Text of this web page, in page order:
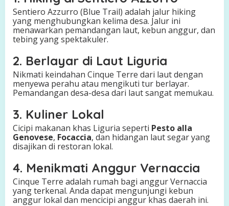
Sentiero Azzurro (Blue Trail) adalah jalur hiking
yang menghubungkan kelima desa. Jalur ini
menawarkan pemandangan laut, kebun anggur, dan
tebing yang spektakuler.
2. Berlayar di Laut Liguria
Nikmati keindahan Cinque Terre dari laut dengan
menyewa perahu atau mengikuti tur berlayar.
Pemandangan desa-desa dari laut sangat memukau.
3. Kuliner Lokal
Cicipi makanan khas Liguria seperti Pesto alla
Genovese, Focaccia, dan hidangan laut segar yang
disajikan di restoran lokal.
4. Menikmati Anggur Vernaccia
Cinque Terre adalah rumah bagi anggur Vernaccia
yang terkenal. Anda dapat mengunjungi kebun
anggur lokal dan mencicipi anggur khas daerah ini.